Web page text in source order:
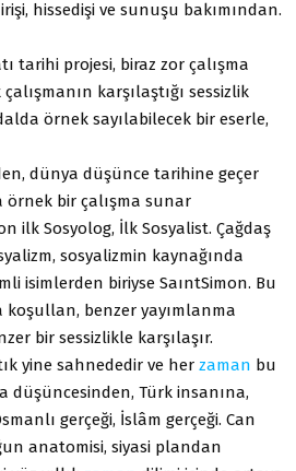
hissedişi ve sunuşu bakımından.
tarihi projesi, biraz zor çalışma
karşılaştığı sessizlik
örnek sayılabilecek bir eserle,
dünya düşünce tarihine geçer
örnek bir çalışma sunar
ilk Sosyolog, İlk Sosyalist. Çağdaş
sosyalizmin kaynağında
isimlerden biriyse SaıntSimon. Bu
koşullan, benzer yayımlanma
bir sessizlikle karşılaşır.
yine sahnededir ve her zaman bu
düşüncesinden, Türk insanına,
gerçeği, İslâm gerçeği. Can
anatomisi, siyasi plandan